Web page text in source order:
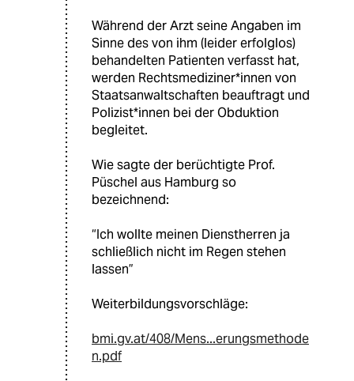
Während der Arzt seine Angaben im
Sinne des von ihm (leider erfolglos)
behandelten Patienten verfasst hat,
werden Rechtsmediziner*innen von
Staatsanwaltschaften beauftragt und
Polizist*innen bei der Obduktion
begleitet.
Wie sagte der berüchtigte Prof.
Püschel aus Hamburg so
bezeichnend:
“Ich wollte meinen Dienstherren ja
schließlich nicht im Regen stehen
lassen”
Weiterbildungsvorschläge:
bmi.gv.at/408/Mens...erungsmethode
n.pdf